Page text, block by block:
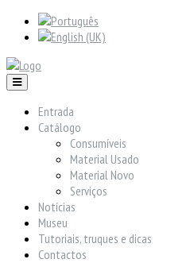
Entrada
Catálogo
Consumíveis
Material Usado
Material Novo
Serviços
Notícias
Museu
Tutoriais, truques e dicas
Contactos